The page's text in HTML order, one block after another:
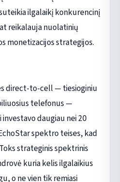
ilgalaikį konkurencinį
reikalauja nuolatinių
monetizacijos strategijos.
direct-to-cell — tiesioginiu
telefonus —
daugiau nei 20
spektro teises, kad
strateginis spektrinis
kuria kelis ilgalaikius
o ne vien tik remiasi